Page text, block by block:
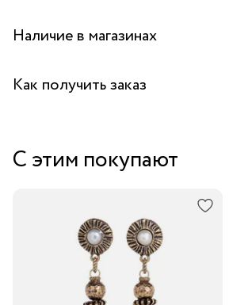
органического жемчуга
Наличие в магазинах
Бутик "La Nature" в ТЦ "Сокольники",
Как получить заказ
Курьером за 1-2 дня
Транспортной компанией по России
Подробнее о сроках доставки
С этим покупают